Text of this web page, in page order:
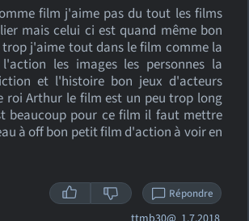
film j'aime pas du tout les films
mais celui ci est quand même bon
trop j'aime tout dans le film comme la
l'action les images les personnes la
et l'histoire bon jeux d'acteurs
roi Arthur le film est un peu trop long
beaucoup pour ce film il faut mettre
à off bon petit film d'action à voir en
Répondre